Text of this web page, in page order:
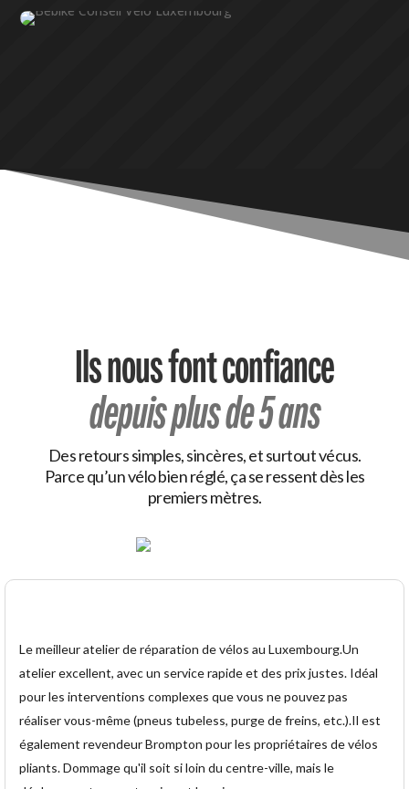
Ils nous font confiance
depuis plus de 5 ans
Des retours simples, sincères, et surtout vécus.
Parce qu’un vélo bien réglé, ça se ressent dès les
premiers mètres.
Le meilleur atelier de réparation de vélos au Luxembourg.Un
atelier excellent, avec un service rapide et des prix justes. Idéal
pour les interventions complexes que vous ne pouvez pas
réaliser vous-même (pneus tubeless, purge de freins, etc.).Il est
également revendeur Brompton pour les propriétaires de vélos
pliants. Dommage qu'il soit si loin du centre-ville, mais le